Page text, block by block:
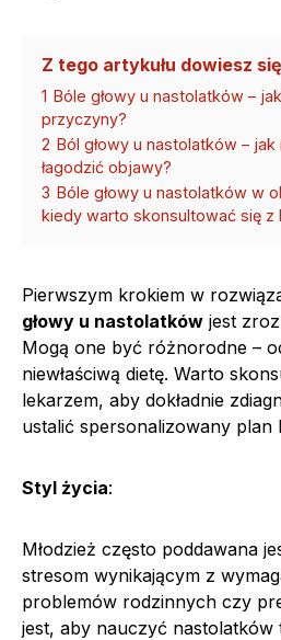
Z tego artykułu dowiesz
1 Bóle głowy u nastolatków –
przyczyny?
2 Ból głowy u nastolatków –
łagodzić objawy?
3 Bóle głowy u nastolatków w
kiedy warto skonsultować się z
Pierwszym krokiem w
głowy u nastolatków jest
Mogą one być różnorodne –
niewłaściwą dietę. Warto
lekarzem, aby dokładnie
ustalić spersonalizowany plan
Styl życia:
Młodzież często poddawana
stresom wynikającym z
problemów rodzinnych czy
jest, aby nauczyć nastolatków